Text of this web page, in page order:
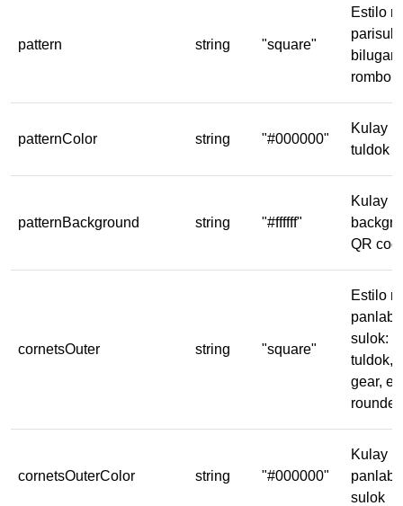
pattern string "square"
Estilo
rombo,
patternColor string "#000000"
Kulay
tuldok
patternBackground string "#ffffff"
Kulay
QR
cornetsOuter string "square"
Estilo
sulok:
tuldok,
gear,
cornetsOuterColor string "#000000"
Kulay
sulok